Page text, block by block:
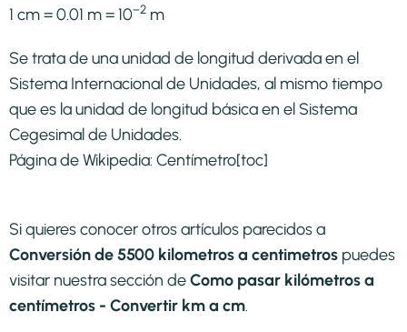
1 cm = 0.01 m = 10−2 m
Se trata de una unidad de longitud derivada en el
Sistema Internacional de Unidades, al mismo tiempo
que es la unidad de longitud básica en el Sistema
Cegesimal de Unidades.
Página de Wikipedia: Centímetro[toc]
Si quieres conocer otros artículos parecidos a
Conversión de 5500 kilometros a centimetros puedes
visitar nuestra sección deComo pasar kilómetros a
centímetros - Convertir km a cm.